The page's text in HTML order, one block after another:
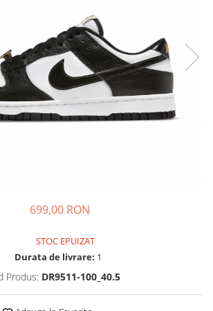
699,00 RON
STOC EPUIZAT
Durata de livrare: 1
Produs: DR9511-100_40.5